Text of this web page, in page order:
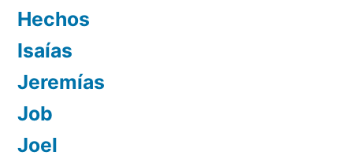
Hechos
Isaías
Jeremías
Job
Joel